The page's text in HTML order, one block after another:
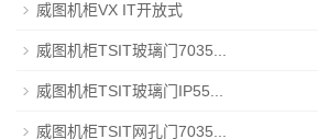
威图机柜VX IT开放式
威图机柜TSIT玻璃门7035...
威图机柜TSIT玻璃门IP55...
威图机柜TSIT网孔门7035...